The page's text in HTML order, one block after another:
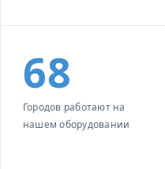
68
Городов работают на
нашем оборудовании